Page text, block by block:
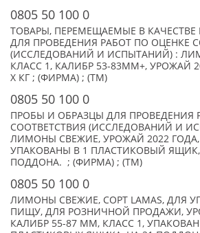
0805 50 100 0
ТОВАРЫ, ПЕРЕМЕЩАЕМЫЕ В
ДЛЯ ПРОВЕДЕНИЯ РАБОТ ПО ОЦЕНКЕ
(ИССЛЕДОВАНИЙ И ИСПЫТАНИЙ) :
КЛАСС 1, КАЛИБР 53-83ММ+, УРОЖАЙ
X КГ ; (ФИРМА) ; (TM)
0805 50 100 0
ПРОБЫ И ОБРАЗЦЫ ДЛЯ ПРОВЕДЕНИЯ
СООТВЕТСТВИЯ (ИССЛЕДОВАНИЙ И
ЛИМОНЫ СВЕЖИЕ, УРОЖАЙ 2022 ГОДА,
УПАКОВАНЫ В 1 ПЛАСТИКОВЫЙ
ПОДДОНА. ; (ФИРМА) ; (TM)
0805 50 100 0
ЛИМОНЫ СВЕЖИЕ, СОРТ LAMAS, ДЛЯ
ПИЩУ, ДЛЯ РОЗНИЧНОЙ ПРОДАЖИ,
КАЛИБР 55-87 ММ, КЛАСС 1,